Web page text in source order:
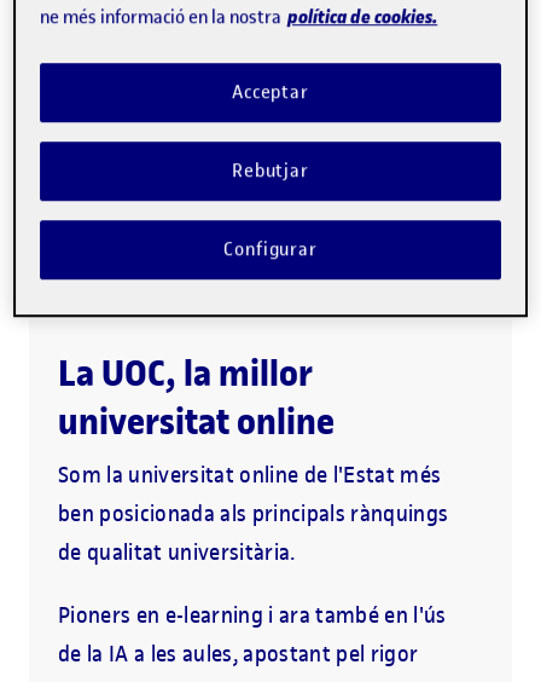
Descarrega el programa (PDF)
Metodologia 100% online
1a. universitat online del món
Acompanyament personalitzat
La UOC, la millor
universitat online
Som la universitat online de l'Estat més
ben posicionada als principals rànquings
de qualitat universitària.
Pioners en e-learning i ara també en l'ús
de la IA a les aules, apostant pel rigor
ne més informació en la nostra política de cookies.
Rebutjar
Acceptar
Configurar